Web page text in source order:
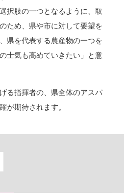
択肢の一つとなるように、取
ため、県や市に対して要望を
県を代表する農産物の一つを
士気も高めていきたい」と意
る指揮者の、県全体のアスパ
が期待されます。